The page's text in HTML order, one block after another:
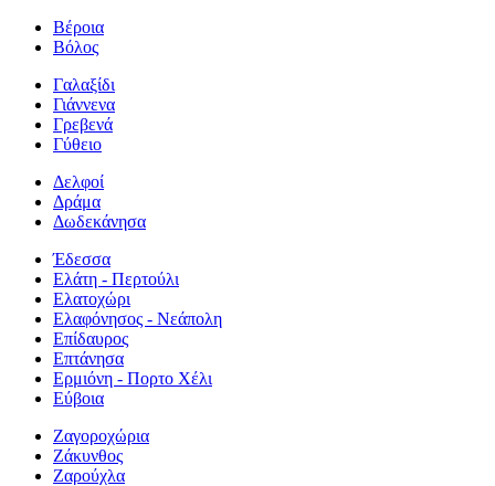
Βέροια
Βόλος
Γαλαξίδι
Γιάννενα
Γρεβενά
Γύθειο
Δελφοί
Δράμα
Δωδεκάνησα
Έδεσσα
Ελάτη - Περτούλι
Ελατοχώρι
Ελαφόνησος - Νεάπολη
Επίδαυρος
Επτάνησα
Ερμιόνη - Πορτο Χέλι
Εύβοια
Ζαγοροχώρια
Ζάκυνθος
Ζαρούχλα